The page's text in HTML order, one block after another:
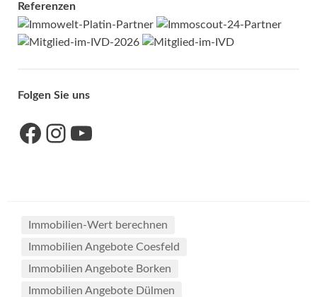
Referenzen
Folgen Sie uns
Link zu unserer Facebook-Seite Link zu unseres Instagram-Accounts
Immobilien-Wert berechnen
Immobilien Angebote Coesfeld
Immobilien Angebote Borken
Immobilien Angebote Dülmen